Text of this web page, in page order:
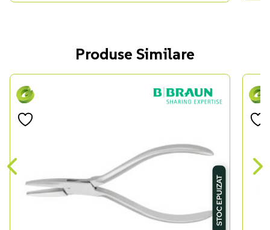
Produse Similare
STOC EPUIZAT